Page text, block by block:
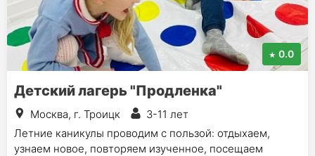
0.0
Детский лагерь "Продленка"
Москва, г. Троицк
3-11 лет
Летние каникулы проводим с пользой: отдыхаем,
узнаем новое, повторяем изученное, посещаем